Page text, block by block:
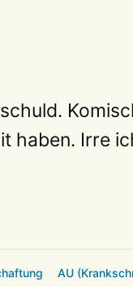
haben. Irre
AU